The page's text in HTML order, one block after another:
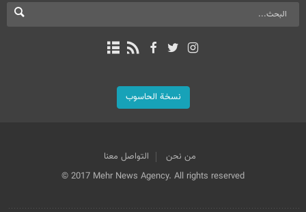
نسخة الحاسوب
من نحن
التواصل معنا
© 2017 Mehr News Agency. All rights reserved